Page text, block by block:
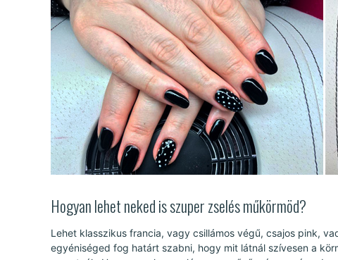
Hogyan lehet neked is szuper zselés műkörmöd?
Lehet klasszikus francia, vagy csillámos végű, csajos pink,
egyéniséged fog határt szabni, hogy mit látnál szívesen a